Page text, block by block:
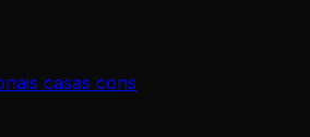
casas cons